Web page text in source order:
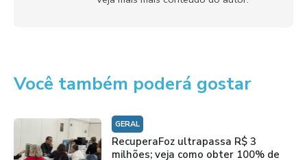
Você também poderá gostar
GERAL
RecuperaFoz ultrapassa R$ 3
milhões; veja como obter 100% de